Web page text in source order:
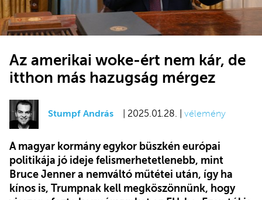
Az amerikai woke-ért nem kár, de
itthon más hazugság mérgez
Stumpf András | 2025.01.28. | vélemény
A magyar kormány egykor büszkén európai
politikája jó ideje felismerhetetlenebb, mint
Bruce Jenner a nemváltó műtétei után, így ha
kínos is, Trumpnak kell megköszönnünk, hogy